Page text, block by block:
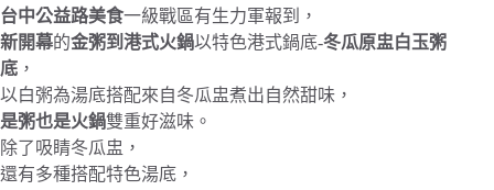
台中公益路美食一級戰區有生力軍報到，
新開幕的金粥到港式火鍋以特色港式鍋底-冬瓜原盅白玉粥
底 ，
以白粥為湯底搭配來自冬瓜盅煮出自然甜味，
是粥也是火鍋雙重好滋味。
除了吸睛冬瓜盅，
還有多種搭配特色湯底，